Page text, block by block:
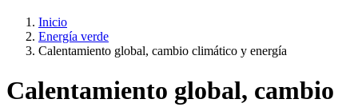
Inicio
Energía verde
​Calentamiento global, cambio climático y energía
​Calentamiento global, cambio